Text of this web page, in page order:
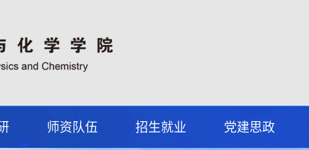
师资队伍 招生就业 党建思政